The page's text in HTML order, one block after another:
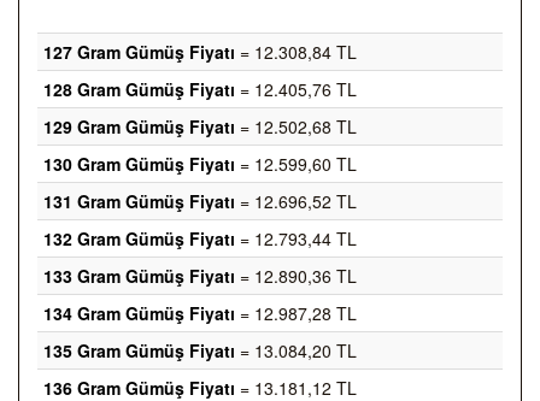
127 Gram Gümüş Fiyatı = 12.308,84 TL
128 Gram Gümüş Fiyatı = 12.405,76 TL
129 Gram Gümüş Fiyatı = 12.502,68 TL
130 Gram Gümüş Fiyatı = 12.599,60 TL
131 Gram Gümüş Fiyatı = 12.696,52 TL
132 Gram Gümüş Fiyatı = 12.793,44 TL
133 Gram Gümüş Fiyatı = 12.890,36 TL
134 Gram Gümüş Fiyatı = 12.987,28 TL
135 Gram Gümüş Fiyatı = 13.084,20 TL
136 Gram Gümüş Fiyatı = 13.181,12 TL